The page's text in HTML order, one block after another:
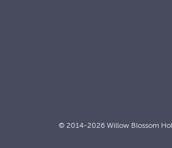
© 2014-2026 Willow Blossom